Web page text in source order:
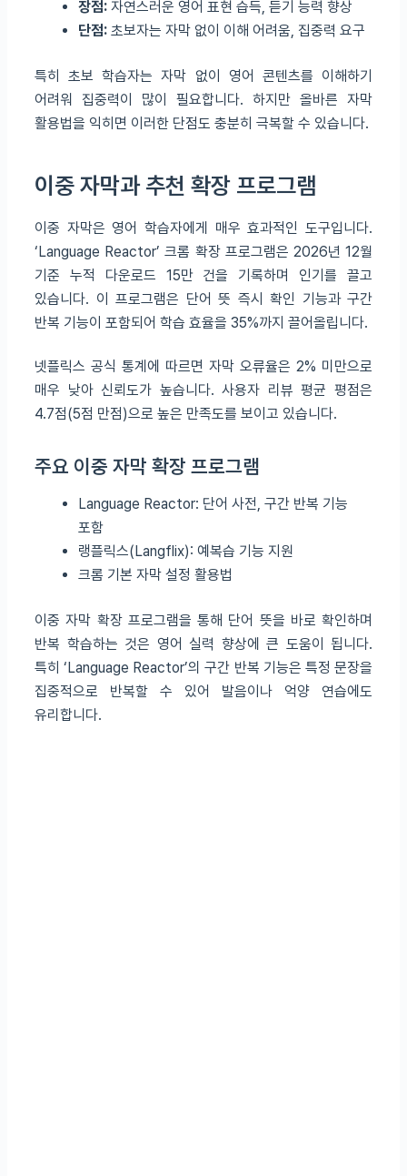
장점: 자연스러운 영어 표현 습득, 듣기 능력 향상
단점: 초보자는 자막 없이 이해 어려움, 집중력 요구
특히 초보 학습자는 자막 없이 영어 콘텐츠를 이해하기
어려워 집중력이 많이 필요합니다. 하지만 올바른 자막
활용법을 익히면 이러한 단점도 충분히 극복할 수 있습니다.
이중 자막과 추천 확장 프로그램
이중 자막은 영어 학습자에게 매우 효과적인 도구입니다.
‘Language Reactor’ 크롬 확장 프로그램은 2026년 12월
기준 누적 다운로드 15만 건을 기록하며 인기를 끌고
있습니다. 이 프로그램은 단어 뜻 즉시 확인 기능과 구간
반복 기능이 포함되어 학습 효율을 35%까지 끌어올립니다.
넷플릭스 공식 통계에 따르면 자막 오류율은 2% 미만으로
매우 낮아 신뢰도가 높습니다. 사용자 리뷰 평균 평점은
4.7점(5점 만점)으로 높은 만족도를 보이고 있습니다.
주요 이중 자막 확장 프로그램
Language Reactor: 단어 사전, 구간 반복 기능
포함
랭플릭스(Langflix): 예복습 기능 지원
크롬 기본 자막 설정 활용법
이중 자막 확장 프로그램을 통해 단어 뜻을 바로 확인하며
반복 학습하는 것은 영어 실력 향상에 큰 도움이 됩니다.
특히 ‘Language Reactor’의 구간 반복 기능은 특정 문장을
집중적으로 반복할 수 있어 발음이나 억양 연습에도
유리합니다.